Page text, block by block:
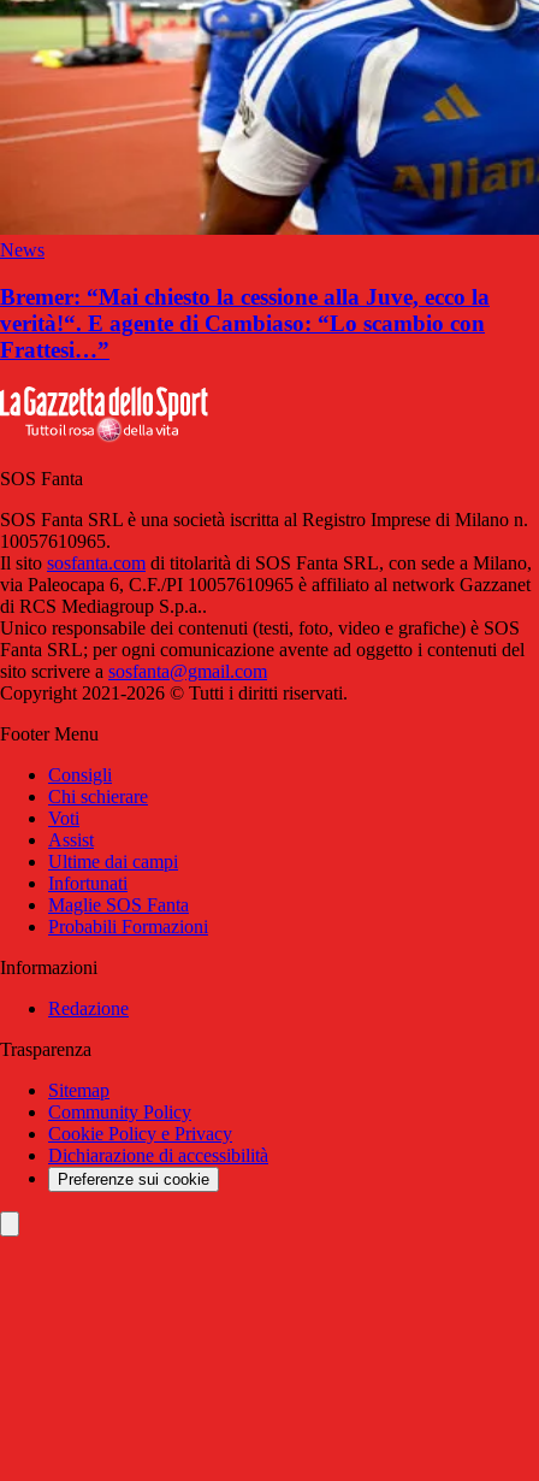
News
Bremer: “Mai chiesto la cessione alla Juve, ecco la
verità!“. E agente di Cambiaso: “Lo scambio con
Frattesi…”
SOS Fanta
SOS Fanta SRL è una società iscritta al Registro Imprese di Milano n.
10057610965.
Il sito sosfanta.com di titolarità di SOS Fanta SRL, con sede a Milano,
via Paleocapa 6, C.F./PI 10057610965 è affiliato al network Gazzanet
di RCS Mediagroup S.p.a..
Unico responsabile dei contenuti (testi, foto, video e grafiche) è SOS
Fanta SRL; per ogni comunicazione avente ad oggetto i contenuti del
sito scrivere a sosfanta@gmail.com
Copyright 2021-2026 © Tutti i diritti riservati.
Footer Menu
Consigli
Chi schierare
Voti
Assist
Ultime dai campi
Infortunati
Maglie SOS Fanta
Probabili Formazioni
Informazioni
Redazione
Trasparenza
Sitemap
Community Policy
Cookie Policy e Privacy
Dichiarazione di accessibilità
Preferenze sui cookie